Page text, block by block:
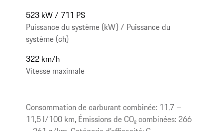
523 kW / 711 PS
Puissance du système (kW) / Puissance du
système (ch)
322 km/h
Vitesse maximale
Consommation de carburant combinée: 11,7 –
11,5 l/100 km, Émissions de CO₂ combinées: 266